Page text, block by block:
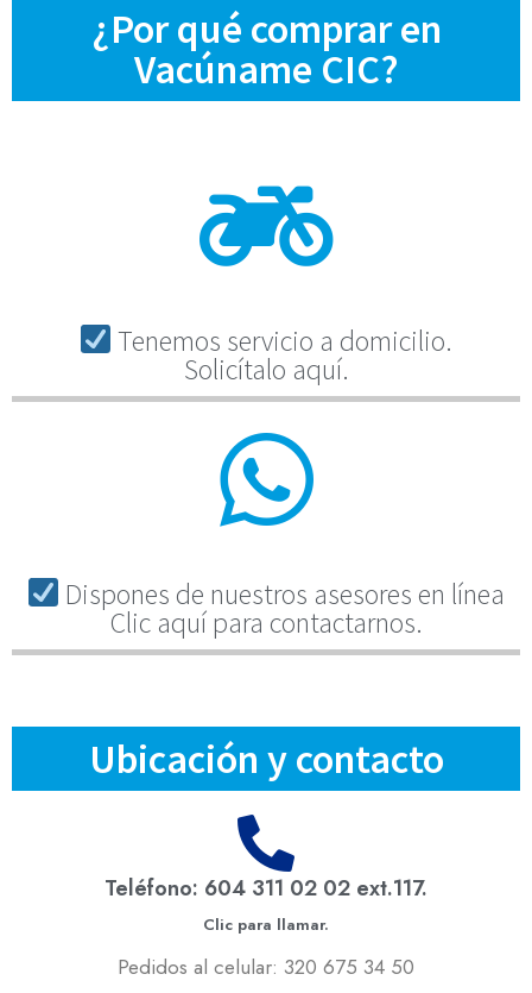
¿Por qué comprar en
Vacúname CIC?
Tenemos servicio a domicilio.
Solicítalo aquí.
Dispones de nuestros asesores en línea
Clic aquí para contactarnos.
Ubicación y contacto
Teléfono: 604 311 02 02 ext.117.
Clic para llamar.
Pedidos al celular: 320 675 34 50